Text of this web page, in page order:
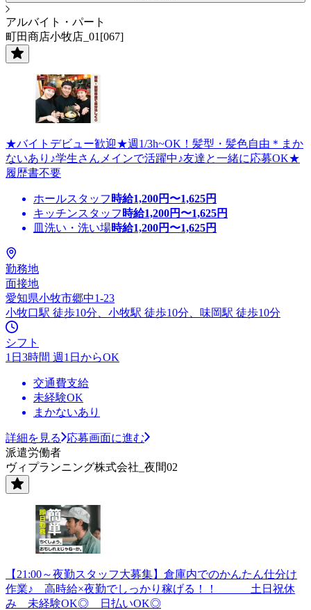
アルバイト・パート
町田商店小牧店_01[067]
★バイトデビュー歓迎★週1/3h~OK！髪型・髪色自由＊まか
ないあり♪学生さんメインで活躍中♪友達と一緒に応募OK★
履歴書不要
ホールスタッフ 時給1,200円〜1,625円
キッチンスタッフ 時給1,200円〜1,625円
皿洗い・洗い場時給1,200円〜1,625円
勤務地
面接地
愛知県小牧市郷中1-23
小牧口駅 徒歩10分、小牧駅 徒歩10分、味岡駅 徒歩10分
シフト
1日3時間 週1日からOK
交通費支給
未経験OK
まかないあり
詳細を見る
応募画面に進む
派遣労働者
ヴィプランニング株式会社_夜間02
【21:00～夜勤スタッフ大募集】倉庫内でのかんたん仕分け
作業♪ 高時給×夜勤でしっかり稼げる！！ 土日祝休
み 未経験OK◎ 日払いOK◎